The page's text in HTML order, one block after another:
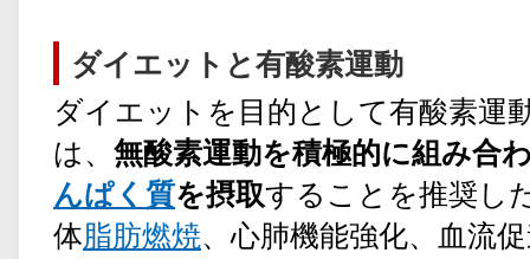
ダイエットと有酸素運動
ダイエットを目的として有酸素運
は、 無酸素運動を積極的に組み合
んぱく質を摂取することを推奨し
体脂肪燃焼、心肺機能強化、血流